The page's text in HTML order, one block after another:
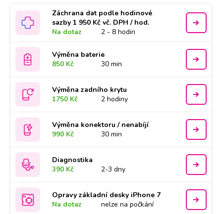
Záchrana dat podle hodinové
sazby 1 950 Kč vč. DPH / hod.
Na dotaz
2 - 8 hodin
Výměna baterie
850 Kč
30 min
Výměna zadního krytu
1750 Kč
2 hodiny
Výměna konektoru / nenabíjí
990 Kč
30 min
Diagnostika
390 Kč
2-3 dny
Opravy základní desky iPhone 7
Na dotaz
nelze na počkání